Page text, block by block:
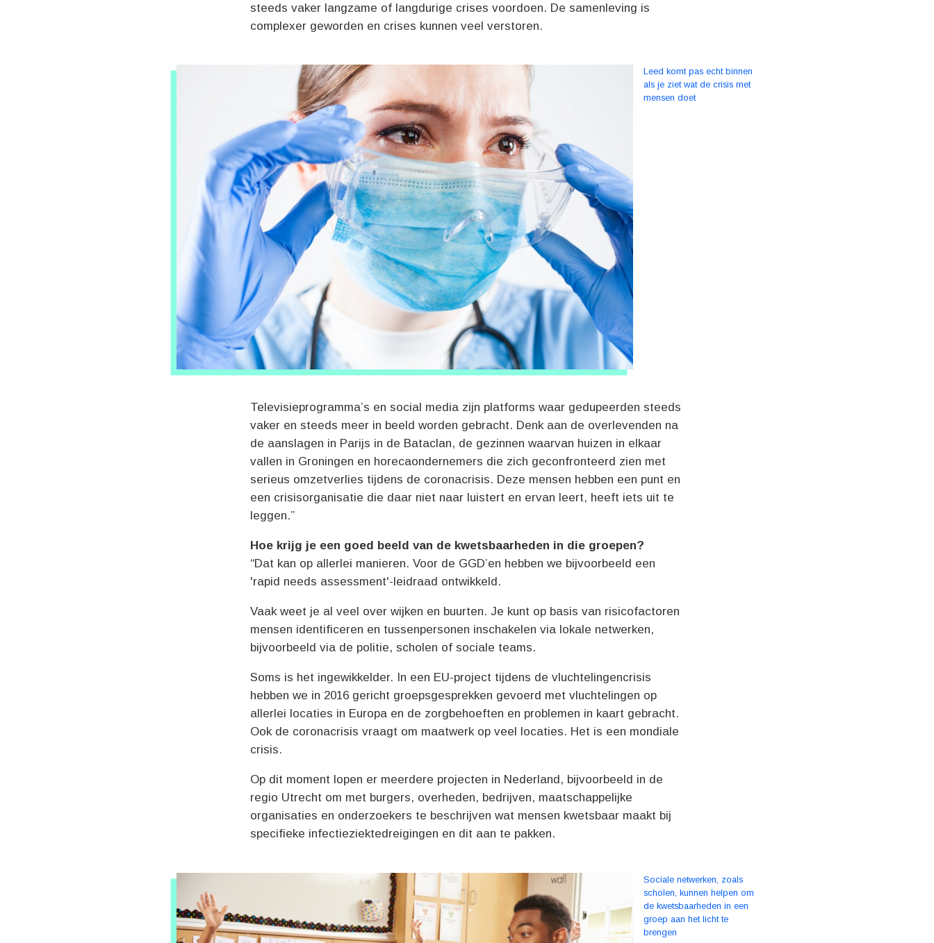
steeds vaker langzame of langdurige crises voordoen. De samenleving is
complexer geworden en crises kunnen veel verstoren.
Leed komt pas echt binnen
als je ziet wat de crisis met
mensen doet
Televisieprogramma’s en social media zijn platforms waar gedupeerden steeds
vaker en steeds meer in beeld worden gebracht. Denk aan de overlevenden na
de aanslagen in Parijs in de Bataclan, de gezinnen waarvan huizen in elkaar
vallen in Groningen en horecaondernemers die zich geconfronteerd zien met
serieus omzetverlies tijdens de coronacrisis. Deze mensen hebben een punt en
een crisisorganisatie die daar niet naar luistert en ervan leert, heeft iets uit te
leggen.”
Hoe krijg je een goed beeld van de kwetsbaarheden in die groepen?
“Dat kan op allerlei manieren. Voor de GGD’en hebben we bijvoorbeeld een
'rapid needs assessment'-leidraad ontwikkeld.
Vaak weet je al veel over wijken en buurten. Je kunt op basis van risicofactoren
mensen identificeren en tussenpersonen inschakelen via lokale netwerken,
bijvoorbeeld via de politie, scholen of sociale teams.
Soms is het ingewikkelder. In een EU-project tijdens de vluchtelingencrisis
hebben we in 2016 gericht groepsgesprekken gevoerd met vluchtelingen op
allerlei locaties in Europa en de zorgbehoeften en problemen in kaart gebracht.
Ook de coronacrisis vraagt om maatwerk op veel locaties. Het is een mondiale
crisis.
Op dit moment lopen er meerdere projecten in Nederland, bijvoorbeeld in de
regio Utrecht om met burgers, overheden, bedrijven, maatschappelijke
organisaties en onderzoekers te beschrijven wat mensen kwetsbaar maakt bij
specifieke infectieziektedreigingen en dit aan te pakken.
Sociale netwerken, zoals
scholen, kunnen helpen om
de kwetsbaarheden in een
groep aan het licht te
brengen